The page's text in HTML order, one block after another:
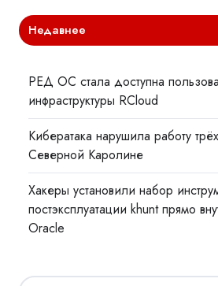
Недавнее
РЕД ОС стала доступна
инфраструктуры RCloud
Кибератака нарушила работу
Северной Каролине
Хакеры установили набор
постэксплуатации khunt прямо
Oracle